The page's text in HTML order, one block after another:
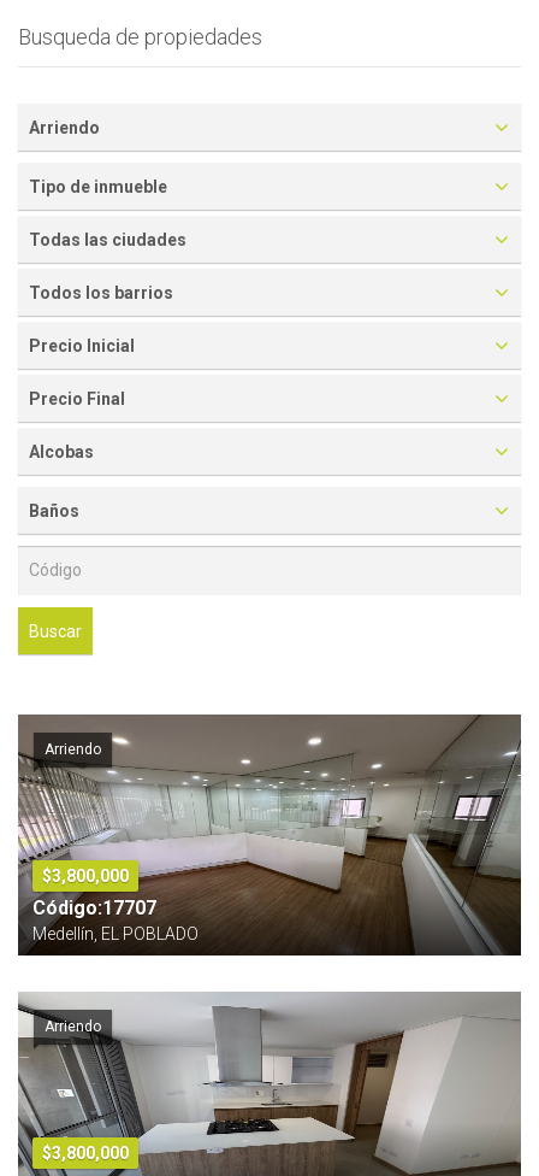
Busqueda de propiedades
Arriendo
Tipo de inmueble
Todas las ciudades
Todos los barrios
Precio Inicial
Precio Final
Alcobas
Baños
Buscar
Arriendo
$3,800,000
Código:17707
Medellín, EL POBLADO
Arriendo
$3,800,000